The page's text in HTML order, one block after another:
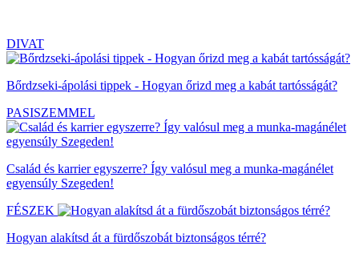
DIVAT
Bőrdzseki-ápolási tippek - Hogyan őrizd meg a kabát tartósságát?
PASISZEMMEL
Család és karrier egyszerre? Így valósul meg a munka-magánélet
egyensúly Szegeden!
FÉSZEK
Hogyan alakítsd át a fürdőszobát biztonságos térré?